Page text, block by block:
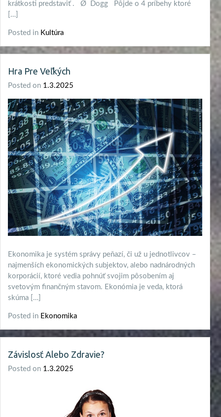
krátkosti predstaviť . Ø Dogg Pôjde o 4 príbehy ktoré
[…]
Posted in Kultúra
Hra Pre Veľkých
Posted on 1.3.2025
Ekonomika je systém správy peňazí, či už u jednotlivcov –
najmenších ekonomických subjektov, alebo nadnárodných
korporácií, ktoré vedia pohnúť svojim pôsobením aj
svetovým finančným stavom. Ekonómia je veda, ktorá
skúma […]
Posted in Ekonomika
Závislosť Alebo Zdravie?
Posted on 1.3.2025